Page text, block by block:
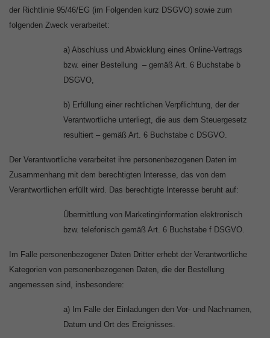
der Richtlinie 95/46/EG (im Folgenden kurz DSGVO) sowie zum
folgenden Zweck verarbeitet:
a) Abschluss und Abwicklung eines Online-Vertrags
bzw. einer Bestellung – gemäß Art. 6 Buchstabe b
DSGVO,
b) Erfüllung einer rechtlichen Verpflichtung, der der
Verantwortliche unterliegt, die aus dem Steuergesetz
resultiert – gemäß Art. 6 Buchstabe c DSGVO.
Der Verantwortliche verarbeitet ihre personenbezogenen Daten im
Zusammenhang mit dem berechtigten Interesse, das von dem
Verantwortlichen erfüllt wird. Das berechtigte Interesse beruht auf:
Übermittlung von Marketinginformation elektronisch
bzw. telefonisch gemäß Art. 6 Buchstabe f DSGVO.
Im Falle personenbezogener Daten Dritter erhebt der Verantwortliche
Kategorien von personenbezogenen Daten, die der Bestellung
angemessen sind, insbesondere:
a) Im Falle der Einladungen den Vor- und Nachnamen,
Datum und Ort des Ereignisses.